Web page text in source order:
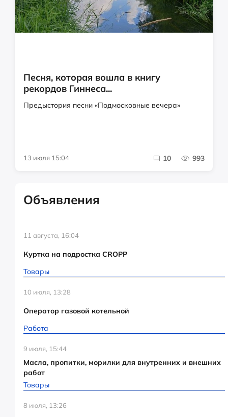
Песня, которая вошла в книгу
рекордов Гиннеса...
Предыстория песни «Подмосковные вечера»
13 июля 15:04 10 993
Объявления
11 августа, 16:04
Куртка на подростка CROPP
Товары
10 июля, 13:28
Оператор газовой котельной
Работа
9 июля, 15:44
Масла, пропитки, морилки для внутренних и внешних
работ
Товары
8 июля, 13:26